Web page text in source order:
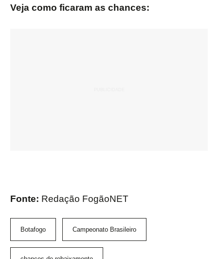
Veja como ficaram as chances:
Fonte: Redação FogãoNET
Botafogo Campeonato Brasileiro